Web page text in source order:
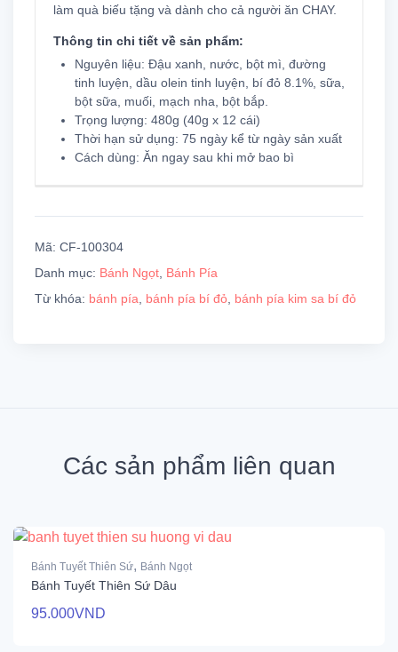
làm quà biếu tặng và dành cho cả người ăn CHAY.
Thông tin chi tiết về sản phẩm:
Nguyên liệu: Đậu xanh, nước, bột mì, đường
tinh luyện, dầu olein tinh luyện, bí đỏ 8.1%, sữa,
bột sữa, muối, mạch nha, bột bắp.
Trọng lượng: 480g (40g x 12 cái)
Thời hạn sử dụng: 75 ngày kể từ ngày sản xuất
Cách dùng: Ăn ngay sau khi mở bao bì
Mã: CF-100304
Danh mục: Bánh Ngọt Bánh Pía
Từ khóa: bánh pía bánh pía bí đỏ bánh pía kim sa bí đỏ
Các sản phẩm liên quan
Bánh Tuyết Thiên Sứ, Bánh Ngọt
Bánh Tuyết Thiên Sứ Dâu
95.000VND